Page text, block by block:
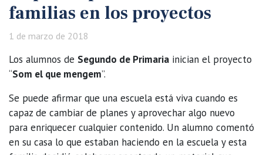
familias en los proyectos
1 de marzo de 2018
Los alumnos de Segundo de Primaria inician el proyecto
“Som el que mengem”.
Se puede afirmar que una escuela está viva cuando es
capaz de cambiar de planes y aprovechar algo nuevo
para enriquecer cualquier contenido. Un alumno comentó
en su casa lo que estaban haciendo en la escuela y esta